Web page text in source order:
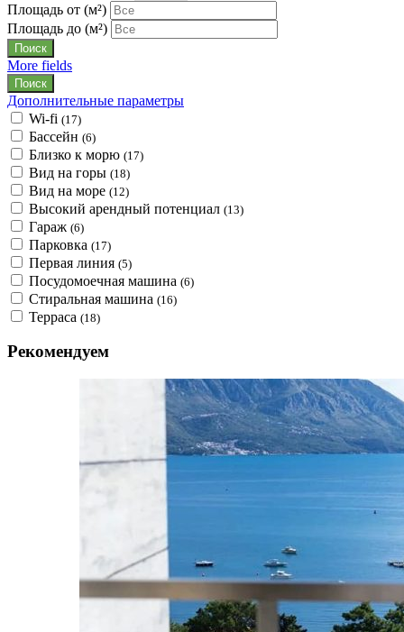
Площадь от (м²)
Площадь до (м²)
More fields
Дополнительные параметры
Wi-fi (17)
Бассейн (6)
Близко к морю (17)
Вид на горы (18)
Вид на море (12)
Высокий арендный потенциал (13)
Гараж (6)
Парковка (17)
Первая линия (5)
Посудомоечная машина (6)
Стиральная машина (16)
Терраса (18)
Рекомендуем